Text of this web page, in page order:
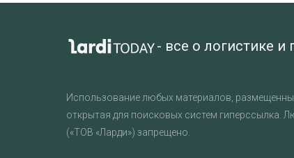
- все о логистике и
Использование любых материалов,
открытая для поисковых систем гиперссылка.
(«ТОВ «Ларди») запрещено.